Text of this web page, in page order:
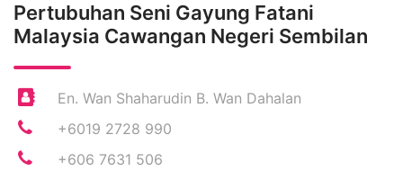
Pertubuhan Seni Gayung Fatani
Malaysia Cawangan Negeri Sembilan
En. Wan Shaharudin B. Wan Dahalan
+6019 2728 990
+606 7631 506